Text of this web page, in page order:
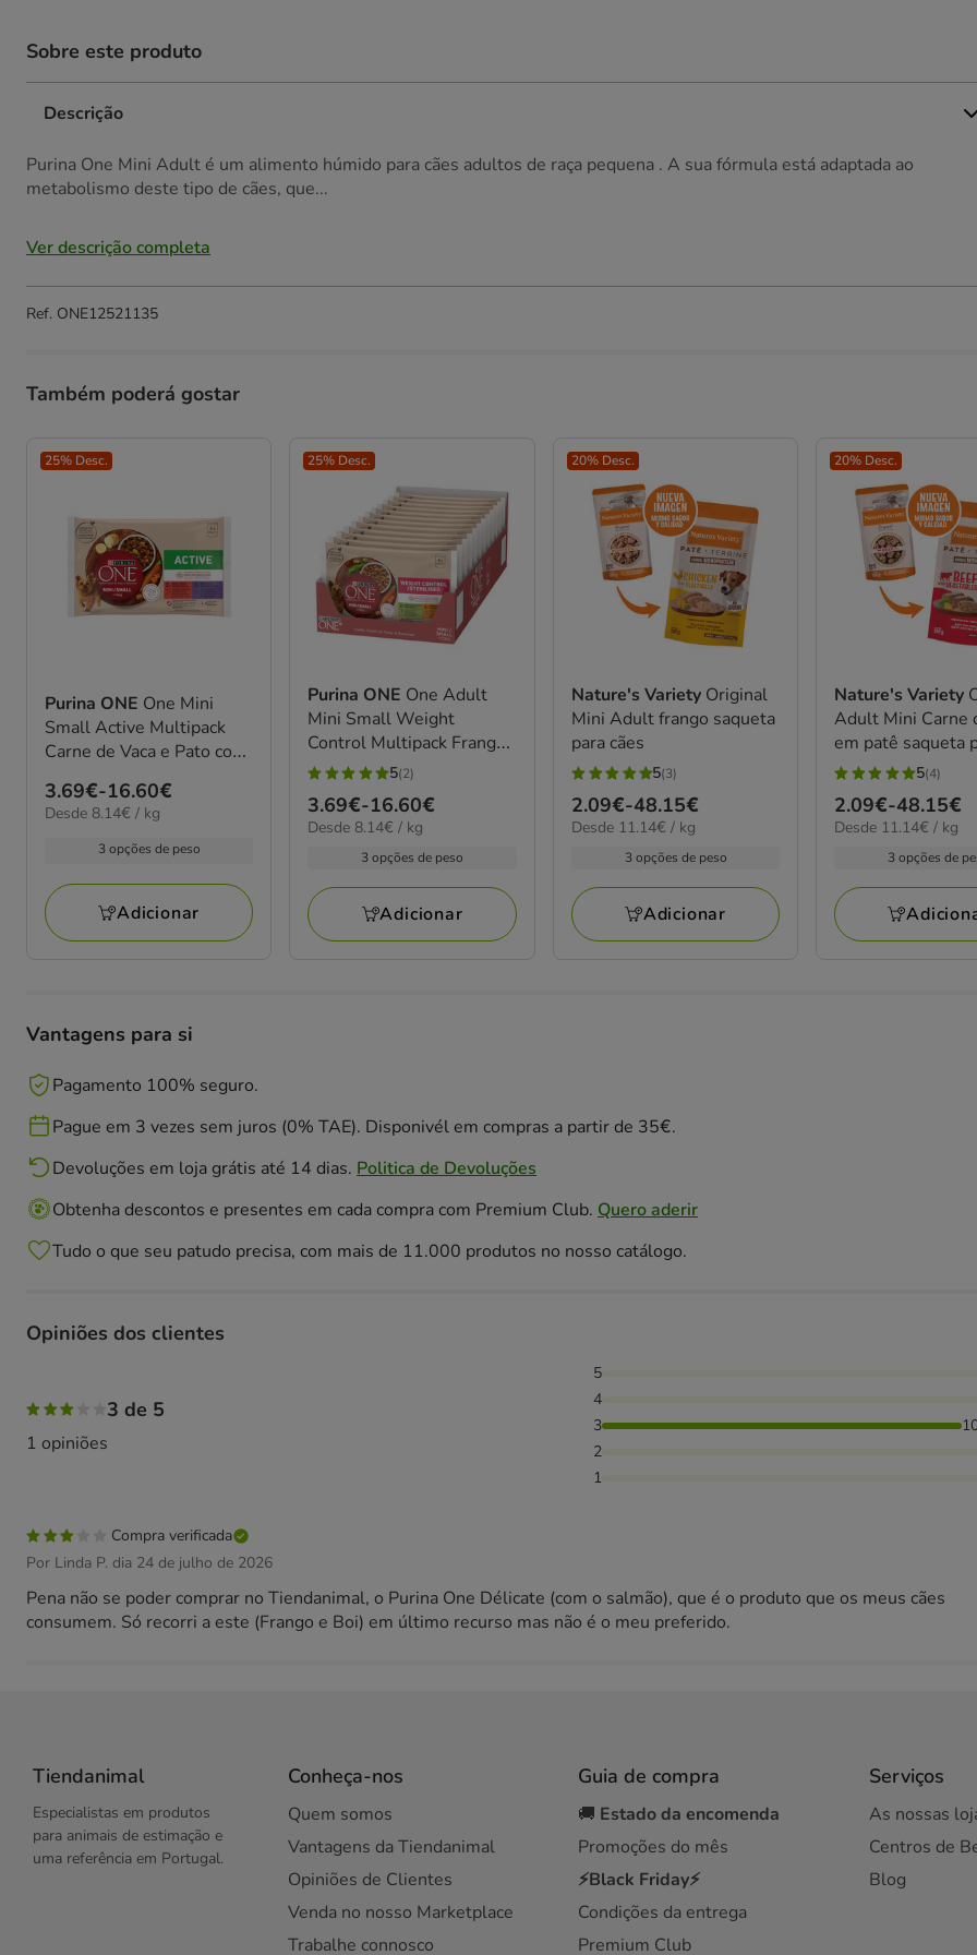
Sobre este produto
Descrição
Purina One Mini Adult é um alimento húmido para cães adultos de raça pequena . A sua fórmula está adaptada ao
metabolismo deste tipo de cães, que...
Ver descrição completa
Ref. ONE12521135
Também poderá gostar
25% Desc.
Purina ONE One Mini
Small Active Multipack
Carne de Vaca e Pato com
Preço
de
16.60€
3.69€-16.60€
8.14€
Desde 8.14€ / kg
3 opções de peso
Adicionar
25% Desc.
Purina ONE One Adult
Mini Small Weight
Control Multipack Frango
e Peru com molho em
5
estrelas
com
avaliações
5(2)
Preço
de
16.60€
3.69€-16.60€
8.14€
Desde 8.14€ / kg
3 opções de peso
Adicionar
20% Desc.
Nature's Variety Original
Mini Adult frango saqueta
para cães
5
estrelas
com
avaliações
5(3)
Preço
de
48.15€
2.09€-48.15€
11.14€
Desde 11.14€ / kg
3 opções de peso
Adicionar
20% Desc.
Nature's Variety
Adult Mini Carne
em patê saqueta
5
estrelas
com
avaliações
5(4)
Preço
de
48.15€
2.09€-48.15€
11.14€
Desde 11.14€ / kg
3 opções de
Vantagens para si
Pagamento 100% seguro.
Pague em 3 vezes sem juros (0% TAE). Disponivél em compras a partir de 35€.
Devoluções em loja grátis até 14 dias. Politica de Devoluções
Obtenha descontos e presentes em cada compra com Premium Club. Quero aderir
Tudo o que seu patudo precisa, com mais de 11.000 produtos no nosso catálogo.
Opiniões dos clientes
3 de 5
1 opiniões
5
4
3
2
1
Compra verificada
Por Linda P. dia 24 de julho de 2026
Pena não se poder comprar no Tiendanimal, o Purina One Délicate (com o salmão), que é o produto que os meus cães
consumem. Só recorri a este (Frango e Boi) em último recurso mas não é o meu preferido.
Tiendanimal
Especialistas em produtos
para animais de estimação e
uma referência em Portugal.
Conheça-nos
Quem somos
Vantagens da Tiendanimal
Opiniões de Clientes
Venda no nosso Marketplace
Trabalhe connosco
Guia de compra
🚚 Estado da encomenda
Promoções do mês
⚡Black Friday⚡
Condições da entrega
Premium Club
Serviços
As nossas
Centros de
Blog